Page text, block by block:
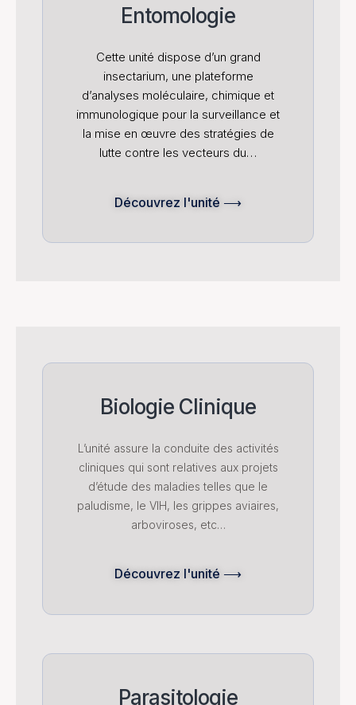
Entomologie
Cette unité dispose d’un grand
insectarium, une plateforme
d’analyses moléculaire, chimique et
immunologique pour la surveillance et
la mise en œuvre des stratégies de
lutte contre les vecteurs du…
Découvrez l'unité ⟶
Biologie Clinique
L’unité assure la conduite des activités
cliniques qui sont relatives aux projets
d’étude des maladies telles que le
paludisme, le VIH, les grippes aviaires,
arboviroses, etc…
Découvrez l'unité ⟶
Parasitologie